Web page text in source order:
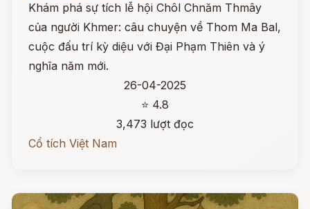
Khám phá sự tích lễ hội Chôl Chnăm Thmây
của người Khmer: câu chuyện về Thom Ma Bal,
cuộc đấu trí kỳ diệu với Đại Phạm Thiên và ý
nghĩa năm mới.
26-04-2025
⭐ 4.8
3,473 lượt đọc
Cổ tích Việt Nam